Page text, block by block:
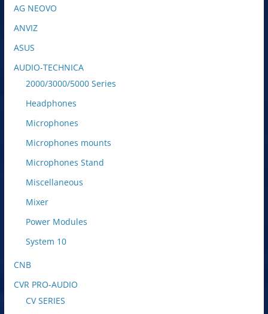
AG NEOVO
ANVIZ
ASUS
AUDIO-TECHNICA
2000/3000/5000 Series
Headphones
Microphones
Microphones mounts
Microphones Stand
Miscellaneous
Mixer
Power Modules
System 10
CNB
CVR PRO-AUDIO
CV SERIES